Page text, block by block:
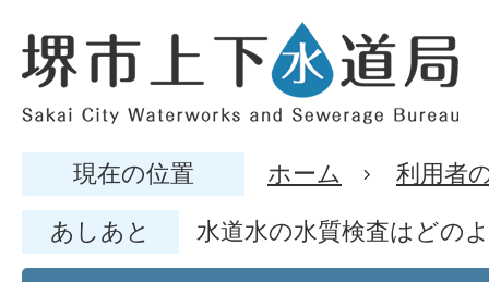
現在の位置 ホーム 利用者
あしあと 水道水の水質検査はどの